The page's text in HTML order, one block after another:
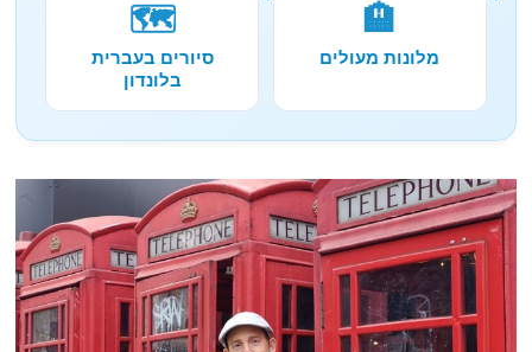
🏨
מלונות מעולים
🗺️
סיורים בעברית
בלונדון